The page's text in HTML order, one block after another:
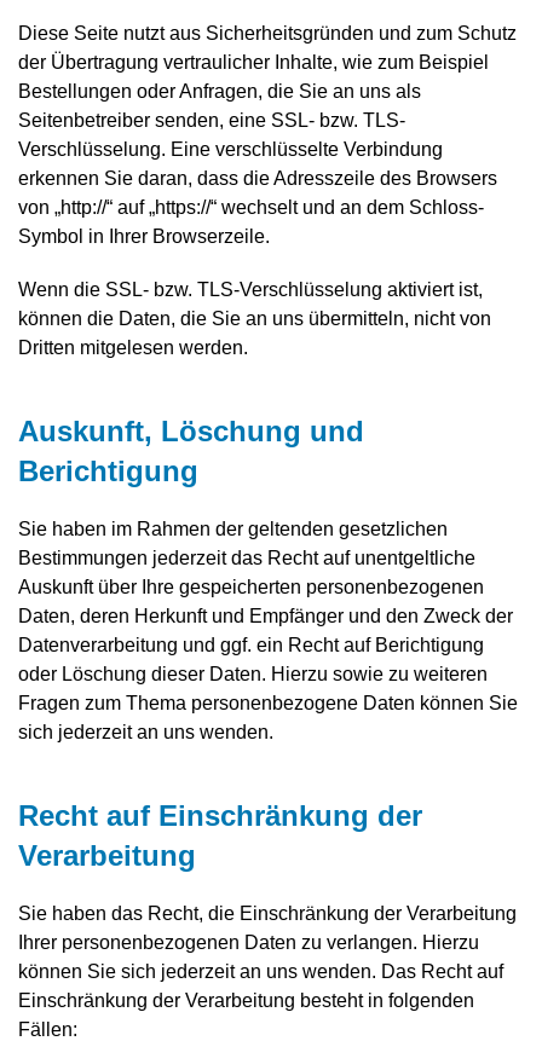
Diese Seite nutzt aus Sicherheitsgründen und zum Schutz
der Übertragung vertraulicher Inhalte, wie zum Beispiel
Bestellungen oder Anfragen, die Sie an uns als
Seitenbetreiber senden, eine SSL- bzw. TLS-
Verschlüsselung. Eine verschlüsselte Verbindung
erkennen Sie daran, dass die Adresszeile des Browsers
von „http://“ auf „https://“ wechselt und an dem Schloss-
Symbol in Ihrer Browserzeile.
Wenn die SSL- bzw. TLS-Verschlüsselung aktiviert ist,
können die Daten, die Sie an uns übermitteln, nicht von
Dritten mitgelesen werden.
Auskunft, Löschung und
Berichtigung
Sie haben im Rahmen der geltenden gesetzlichen
Bestimmungen jederzeit das Recht auf unentgeltliche
Auskunft über Ihre gespeicherten personenbezogenen
Daten, deren Herkunft und Empfänger und den Zweck der
Datenverarbeitung und ggf. ein Recht auf Berichtigung
oder Löschung dieser Daten. Hierzu sowie zu weiteren
Fragen zum Thema personenbezogene Daten können Sie
sich jederzeit an uns wenden.
Recht auf Einschränkung der
Verarbeitung
Sie haben das Recht, die Einschränkung der Verarbeitung
Ihrer personenbezogenen Daten zu verlangen. Hierzu
können Sie sich jederzeit an uns wenden. Das Recht auf
Einschränkung der Verarbeitung besteht in folgenden
Fällen: